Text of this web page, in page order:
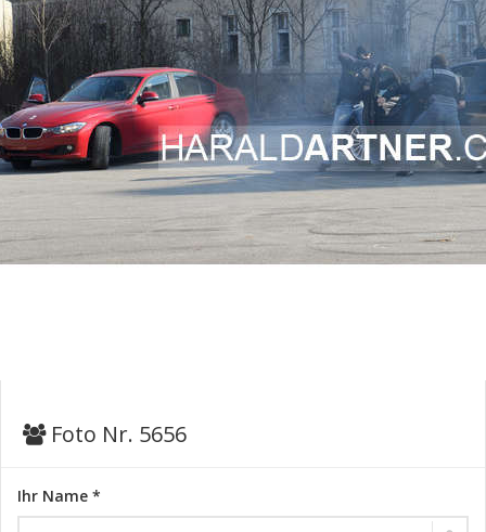
Foto Nr. 5656
Ihr Name *